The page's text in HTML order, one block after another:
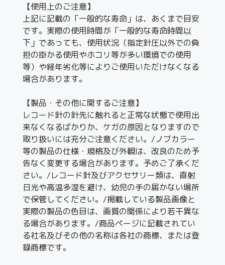
【使用上のご注意】
上記に記載の「一般的な寿命」は、あくまで目安
です。実際の使用時間が「一般的な寿命時間以
下」であっても、使用状況（指定針圧以外での負
担の掛かる使用やホコリ等が多い環境での使用
等）や経年劣化等によりご使用いただけなくなる
場合があります。
【製品・その他に関するご注意】
レコード針の針先に触れると正常な状態で使用出
来なくなるばかりか、ケガの原因となりますので
取り扱いには充分ご注意ください。/ノブカラー
等の製品の仕様・規格及び外観は、改良のため予
告なく変更する場合があります。予めご了承くだ
さい。/レコード針及びアクセサリー類は、直射
日光や高温多湿を避け、幼児の手の届かない場所
で保管してください。/掲載している製品画像と
実際の製品の色目は、画質の関係により若干異な
る場合があります。/商品ページに記載されてい
る社名及びその他の名称は各社の商標、または登
録商標です。